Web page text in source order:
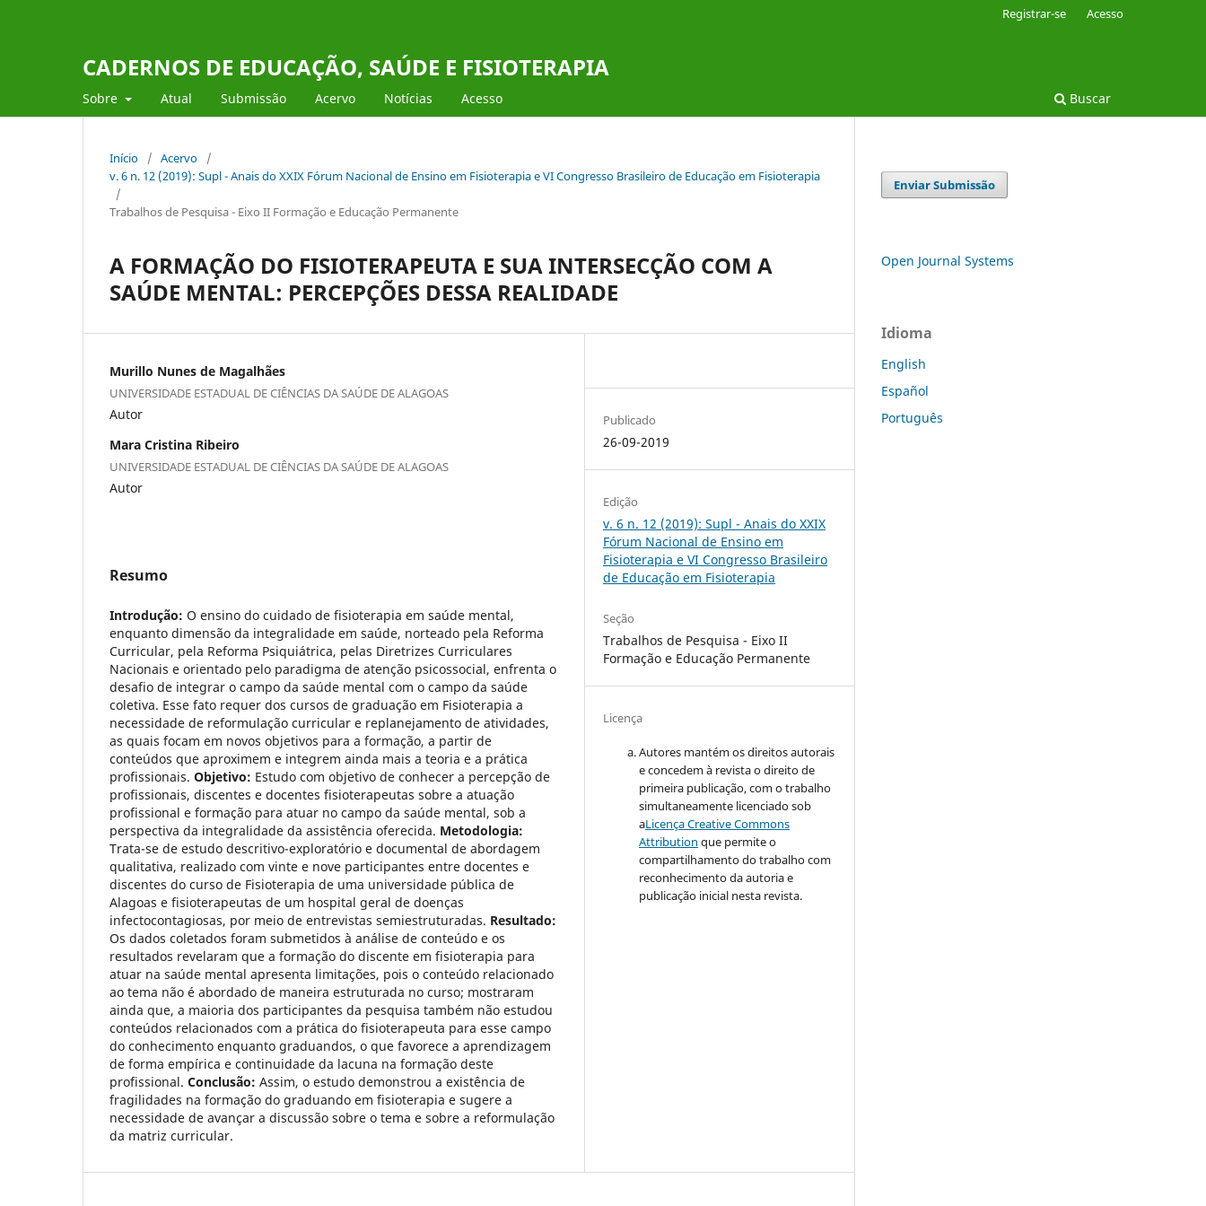
CADERNOS DE EDUCAÇÃO, SAÚDE E FISIOTERAPIA
Sobre Atual Submissão Acervo Notícias Acesso Buscar
Registrar-se Acesso
Início / Acervo
/
v. 6 n. 12 (2019): Supl - Anais do XXIX Fórum Nacional de Ensino em Fisioterapia e VI Congresso Brasileiro de Educação em Fisioterapia
/
Trabalhos de Pesquisa - Eixo II Formação e Educação Permanente
A FORMAÇÃO DO FISIOTERAPEUTA E SUA INTERSECÇÃO COM A
SAÚDE MENTAL: PERCEPÇÕES DESSA REALIDADE
Murillo Nunes de Magalhães
UNIVERSIDADE ESTADUAL DE CIÊNCIAS DA SAÚDE DE ALAGOAS
Autor
Mara Cristina Ribeiro
UNIVERSIDADE ESTADUAL DE CIÊNCIAS DA SAÚDE DE ALAGOAS
Autor
Resumo
Introdução: O ensino do cuidado de fisioterapia em saúde mental,
enquanto dimensão da integralidade em saúde, norteado pela Reforma
Curricular, pela Reforma Psiquiátrica, pelas Diretrizes Curriculares
Nacionais e orientado pelo paradigma de atenção psicossocial, enfrenta o
desafio de integrar o campo da saúde mental com o campo da saúde
coletiva. Esse fato requer dos cursos de graduação em Fisioterapia a
necessidade de reformulação curricular e replanejamento de atividades,
as quais focam em novos objetivos para a formação, a partir de
conteúdos que aproximem e integrem ainda mais a teoria e a prática
profissionais. Objetivo: Estudo com objetivo de conhecer a percepção de
profissionais, discentes e docentes fisioterapeutas sobre a atuação
profissional e formação para atuar no campo da saúde mental, sob a
perspectiva da integralidade da assistência oferecida. Metodologia:
Trata-se de estudo descritivo-exploratório e documental de abordagem
qualitativa, realizado com vinte e nove participantes entre docentes e
discentes do curso de Fisioterapia de uma universidade pública de
Alagoas e fisioterapeutas de um hospital geral de doenças
infectocontagiosas, por meio de entrevistas semiestruturadas. Resultado:
Os dados coletados foram submetidos à análise de conteúdo e os
resultados revelaram que a formação do discente em fisioterapia para
atuar na saúde mental apresenta limitações, pois o conteúdo relacionado
ao tema não é abordado de maneira estruturada no curso; mostraram
ainda que, a maioria dos participantes da pesquisa também não estudou
conteúdos relacionados com a prática do fisioterapeuta para esse campo
do conhecimento enquanto graduandos, o que favorece a aprendizagem
de forma empírica e continuidade da lacuna na formação deste
profissional. Conclusão: Assim, o estudo demonstrou a existência de
fragilidades na formação do graduando em fisioterapia e sugere a
necessidade de avançar a discussão sobre o tema e sobre a reformulação
da matriz curricular.
Publicado
26-09-2019
Edição
v. 6 n. 12 (2019): Supl - Anais do XXIX
Fórum Nacional de Ensino em
Fisioterapia e VI Congresso Brasileiro
de Educação em Fisioterapia
Seção
Trabalhos de Pesquisa - Eixo II
Formação e Educação Permanente
Licença
Autores mantém os direitos autorais
e concedem à revista o direito de
primeira publicação, com o trabalho
simultaneamente licenciado sob
aLicença Creative Commons
Attribution que permite o
compartilhamento do trabalho com
reconhecimento da autoria e
publicação inicial nesta revista.
Enviar Submissão
Open Journal Systems
Idioma
English
Español
Português